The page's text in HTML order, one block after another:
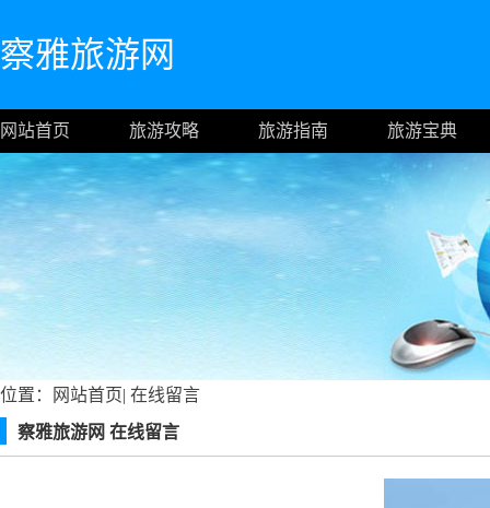
察雅旅游网
网站首页 旅游攻略 旅游指南 旅游宝典
位置： 网站首页| 在线留言
察雅旅游网 在线留言